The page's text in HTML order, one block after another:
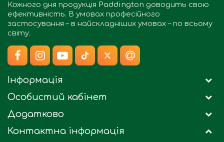
Кожного дня продукція Paddington доводить свою
ефективність. В умовах професійного
застосування – в найскладніших умовах – по всьому
світу.
Інформація
Особистий кабінет
Додатково
Контактна інформація